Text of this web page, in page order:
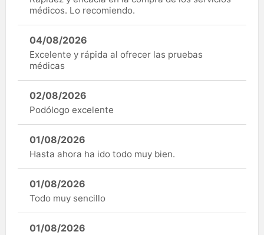
médicos. Lo recomiendo.
04/08/2026
Excelente y rápida al ofrecer las pruebas
médicas
02/08/2026
Podólogo excelente
01/08/2026
Hasta ahora ha ido todo muy bien.
01/08/2026
Todo muy sencillo
01/08/2026